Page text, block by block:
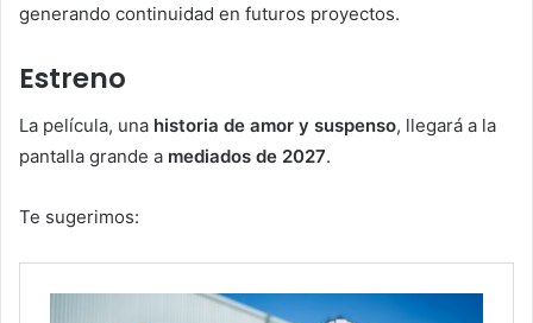
generando continuidad en futuros proyectos.
Estreno
La película, una historia de amor y suspenso, llegará a la
pantalla grande a mediados de 2027.
Te sugerimos: